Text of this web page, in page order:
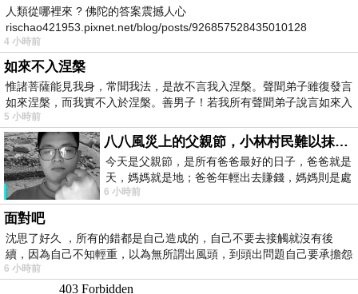
人類從哪裡來 ? 佛陀的答案震撼人心
rischao421953.pixnet.net/blog/posts/926857528435010128
4 小時前
如來不入涅槃
惟諸菩薩能見我身，常聞我法，是故不言我入涅槃。聲聞弟子雖復發言
如來涅槃，而我實不入於涅槃。善男子！若我所有聲聞弟子說言如來入
5 小時前
八八風災上的父親節，小林村民難以抹滅的痛
今天是父親節，是所有爸爸最好的日子，爸爸就是
天，媽媽就是地；爸爸年輕出去賺錢，媽媽則是處
理家務，職業不分高低貴賤，只有人品才
6 小時前
面對吧
沈思了好久 ，所有的錯都是自己造成的，自己不要去接觸就沒有後
續，因為自己不知輕重，以為無所謂出風頭，到頭出問題自己要承擔怨
不
6 小時前